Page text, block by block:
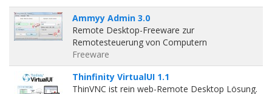
Ammyy Admin 3.0
Remote Desktop-Freeware zur
Remotesteuerung von Computern
Freeware
Thinfinity VirtualUI 1.1
ThinVNC ist rein web-Remote Desktop Lösung.